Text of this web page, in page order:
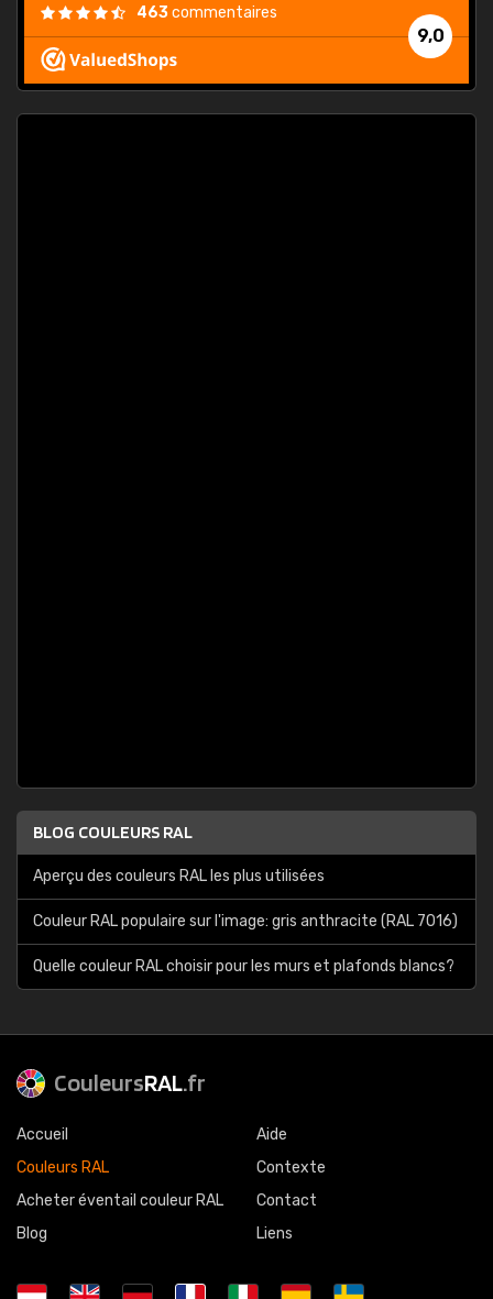
9,0
463commentaires
BLOG COULEURS RAL
Aperçu des couleurs RAL les plus utilisées
Couleur RAL populaire sur l'image: gris anthracite (RAL 7016)
Quelle couleur RAL choisir pour les murs et plafonds blancs?
CouleursRAL.fr
Accueil
Couleurs RAL
Acheter éventail couleur RAL
Blog
Aide
Contexte
Contact
Liens